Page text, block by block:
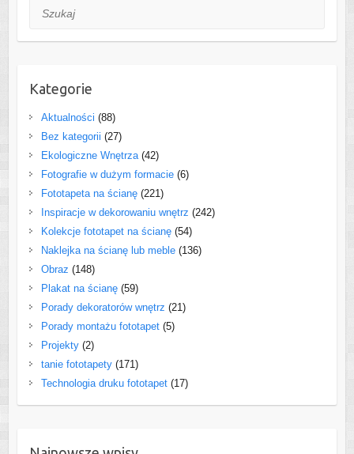
Szukaj
Kategorie
Aktualności (88)
Bez kategorii (27)
Ekologiczne Wnętrza(42)
Fotografie w dużym formacie(6)
Fototapeta na ścianę(221)
Inspiracje w dekorowaniu wnętrz (242)
Kolekcje fototapet na ścianę(54)
Naklejka na ścianę lub meble(136)
Obraz (148)
Plakat na ścianę(59)
Porady dekoratorów wnętrz (21)
Porady montażu fototapet(5)
Projekty(2)
tanie fototapety(171)
Technologia druku fototapet(17)